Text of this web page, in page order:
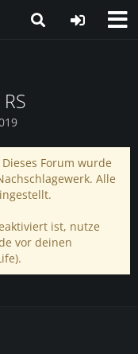
Forum wurde
Alle
ist, nutze
vor deinen